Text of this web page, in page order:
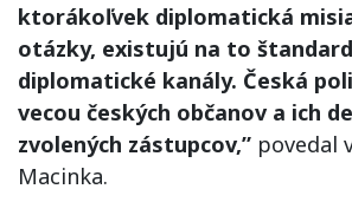
ktorákoľvek diplomatická
otázky, existujú na to
diplomatické kanály. Česká
vecou českých občanov a ich
zvolených zástupcov,” povedal
Macinka.